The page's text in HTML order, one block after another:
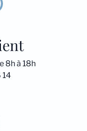
8h à 18h